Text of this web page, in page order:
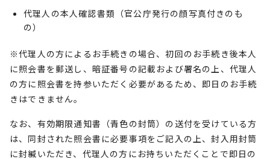
代理人の本人確認書類（官公庁発行の顔写真付きのも
の）
※代理人の方によるお手続きの場合、初回のお手続き後本人
に照会書を郵送し、暗証番号の記載および署名の上、代理人
の方に照会書を持参いただく必要があるため、即日のお手続
きはできません。
なお、有効期限通知書（青色の封筒）の送付を受けている方
は、同封された照会書に必要事項をご記入の上、封入用封筒
に封緘いただき、代理人の方にお持ちいただくことで即日の